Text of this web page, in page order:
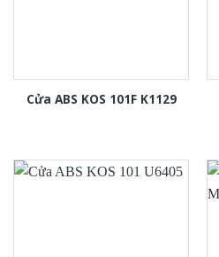
Cửa ABS KOS 101F K1129